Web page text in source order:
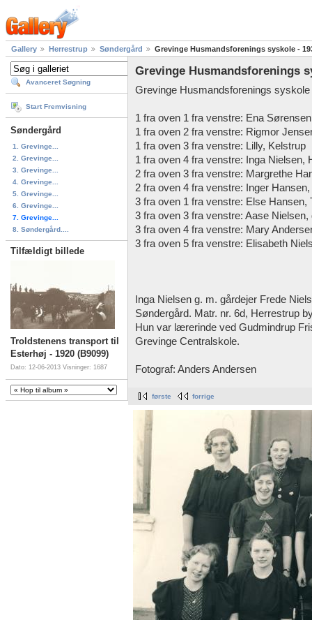
Gallery Herrestrup Søndergård Grevinge Husmandsforenings syskole -
Avanceret Søgning
Start Fremvisning
Søndergård
1. Grevinge...
2. Grevinge...
3. Grevinge...
4. Grevinge...
5. Grevinge...
6. Grevinge...
7. Grevinge...
8. Søndergård....
Tilfældigt billede
Troldstenens transport til
Esterhøj - 1920 (B9099)
Dato: 12-06-2013 Visninger: 1687
Grevinge Husmandsforenings
Grevinge Husmandsforenings
1 fra oven 1 fra venstre: Ena
1 fra oven 2 fra venstre: Rigmor
1 fra oven 3 fra venstre: Lilly, Kelstrup
1 fra oven 4 fra venstre: Inga Nielsen,
2 fra oven 3 fra venstre: Margrethe
2 fra oven 4 fra venstre: Inger
3 fra oven 1 fra venstre: Else Hansen,
3 fra oven 3 fra venstre: Aase Nielsen,
3 fra oven 4 fra venstre: Mary
3 fra oven 5 fra venstre: Elisabeth
Inga Nielsen g. m. gårdejer Frede
Søndergård. Matr. nr. 6d, Herrestrup
Hun var lærerinde ved Gudmindrup
Grevinge Centralskole.
Fotograf: Anders Andersen
første forrige